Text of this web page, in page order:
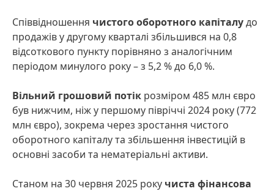
Співвідношення чистого оборотного капіталудо
продажів у другому кварталі збільшився на 0,8
відсоткового пункту порівняно з аналогічним
періодом минулого року – з 5,2 % до 6,0 %.
Вільний грошовий потік розміром 485 млн євро
був нижчим, ніж у першому півріччі 2024 року (772
млн євро), зокрема через зростання чистого
оборотного капіталу та збільшення інвестицій в
основні засоби та нематеріальні активи.
Станом на 30 червня 2025 року чиста фінансова